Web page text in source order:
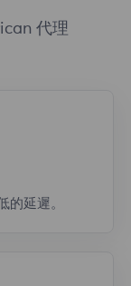
代理
的延遲。